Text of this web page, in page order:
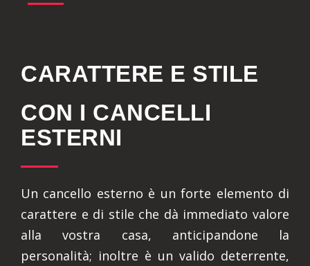
CARATTERE E STILE
CON I CANCELLI
ESTERNI
Un cancello esterno è un forte elemento di
carattere e di stile che dà immediato valore
alla vostra casa, anticipandone la
personalità; inoltre è un valido deterrente,